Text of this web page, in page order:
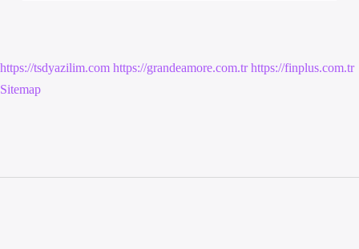
https://tsdyazilim.com https://grandeamore.com.tr https://finplus.com.tr
Sitemap